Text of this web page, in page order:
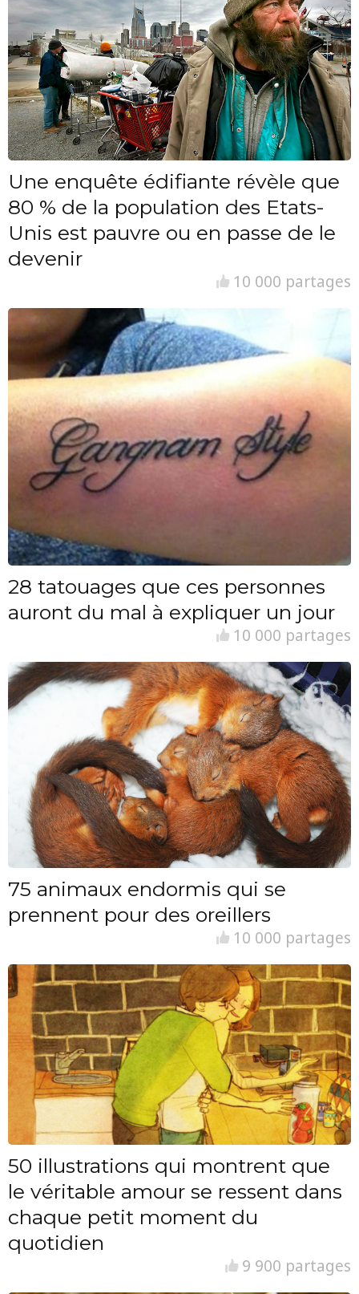
Une enquête édifiante révèle que
80 % de la population des Etats-
Unis est pauvre ou en passe de le
devenir
10 000 partages
28 tatouages que ces personnes
auront du mal à expliquer un jour
10 000 partages
75 animaux endormis qui se
prennent pour des oreillers
10 000 partages
50 illustrations qui montrent que
le véritable amour se ressent dans
chaque petit moment du
quotidien
9 900 partages